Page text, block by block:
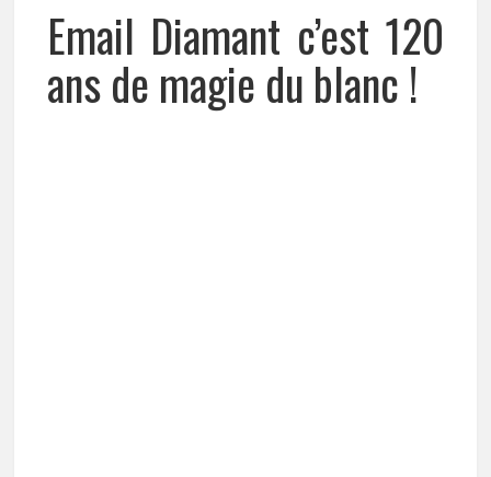
Email Diamant c’est 120
ans de magie du blanc !